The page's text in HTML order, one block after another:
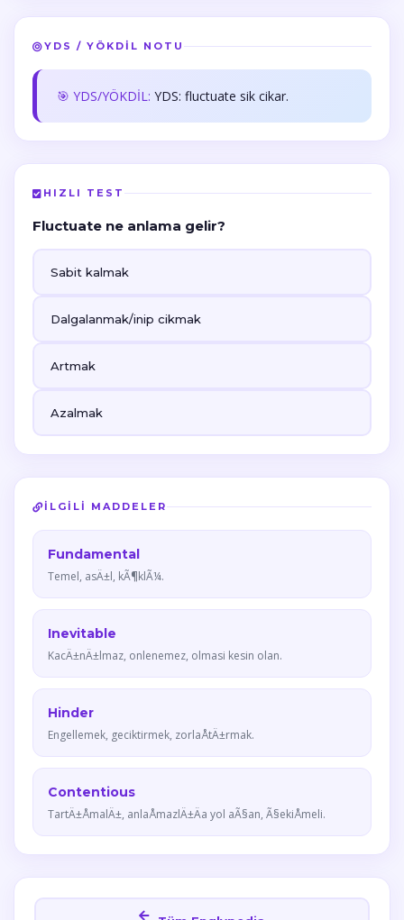
YDS / YÖKDİL NOTU
🎯 YDS/YÖKDİL: YDS: fluctuate sik cikar.
HIZLI TEST
Fluctuate ne anlama gelir?
Sabit kalmak
Dalgalanmak/inip cikmak
Artmak
Azalmak
İLGILI MADDELER
Fundamental
Temel, asÄ±l, kÃ¶klÃ¼.
Inevitable
KacÄ±nÄ±lmaz, onlenemez, olmasi kesin olan.
Hinder
Engellemek, geciktirmek, zorlaÅtÄ±rmak.
Contentious
TartÄ±ÅmalÄ±, anlaÅmazlÄ±Äa yol aÃ§an, Ã§ekiÅmeli.